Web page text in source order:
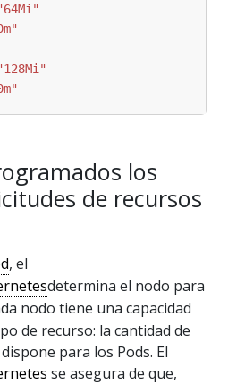
los
de recursos
, el
determina el nodo para
nodo tiene una capacidad
de recurso: la cantidad de
para los Pods. El
se asegura de que,